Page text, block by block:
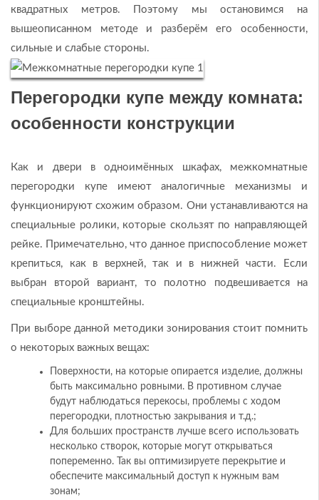
квадратных метров. Поэтому мы остановимся на
вышеописанном методе и разберём его особенности,
сильные и слабые стороны.
Перегородки купе между комната:
особенности конструкции
Как и двери в одноимённых шкафах, межкомнатные
перегородки купе имеют аналогичные механизмы и
функционируют схожим образом. Они устанавливаются на
специальные ролики, которые скользят по направляющей
рейке. Примечательно, что данное приспособление может
крепиться, как в верхней, так и в нижней части. Если
выбран второй вариант, то полотно подвешивается на
специальные кронштейны.
При выборе данной методики зонирования стоит помнить
о некоторых важных вещах:
Поверхности, на которые опирается изделие, должны
быть максимально ровными. В противном случае
будут наблюдаться перекосы, проблемы с ходом
перегородки, плотностью закрывания и т.д.;
Для больших пространств лучше всего использовать
несколько створок, которые могут открываться
попеременно. Так вы оптимизируете перекрытие и
обеспечите максимальный доступ к нужным вам
зонам;